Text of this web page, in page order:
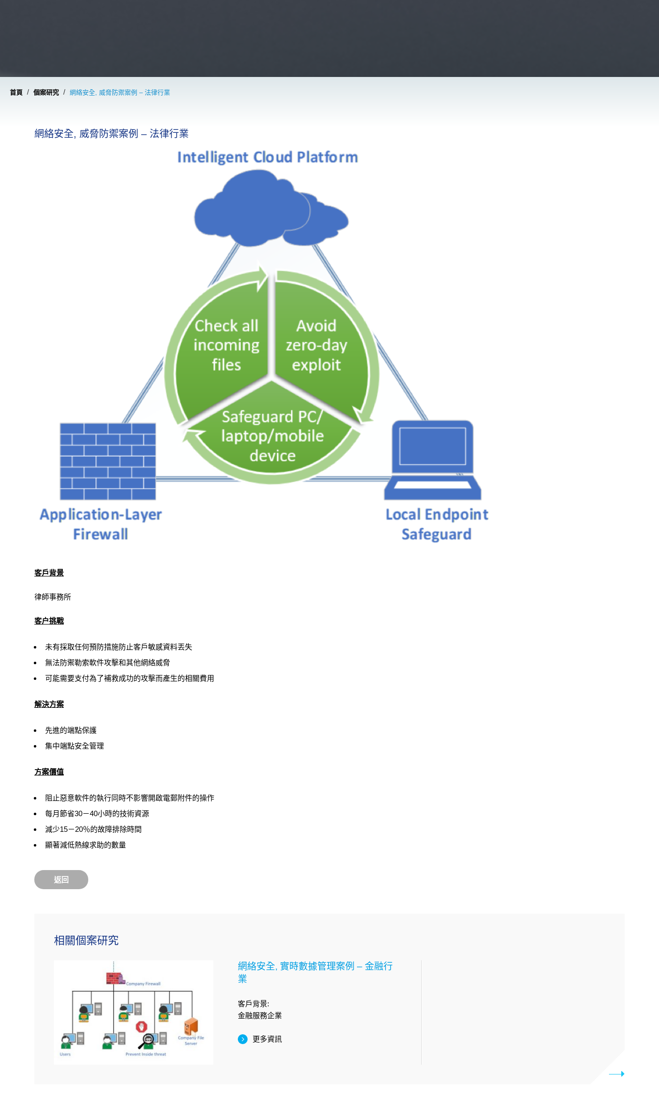
首頁 / 個案研究 / 網絡安全, 威脅防禦案例 – 法律行業
網絡安全, 威脅防禦案例 – 法律行業
客戶背景
律師事務所
客户挑戰
未有採取任何預防措施防止客戶敏感資料丟失
無法防禦勒索軟件攻擊和其他網絡威脅
可能需要支付為了補救成功的攻擊而產生的相關費用
解決方案
先進的端點保護
集中端點安全管理
方案價值
阻止惡意軟件的執行同時不影響開啟電郵附件的操作
每月節省30－40小時的技術資源
減少15－20％的故障排除時間
顯著減低熱線求助的數量
返回
相關個案研究
網絡安全, 實時數據管理案例 – 金融行
業
客戶背景:
金融服務企業
更多資訊